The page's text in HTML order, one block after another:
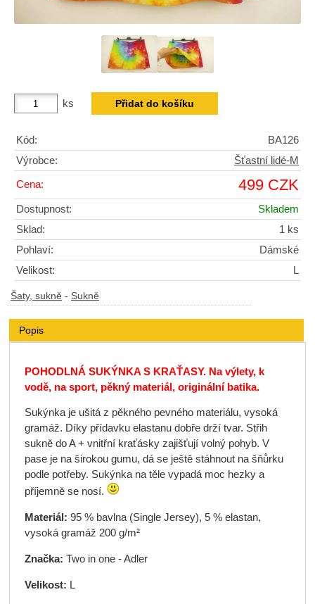
ks
Kód:
BA126
Výrobce:
Šťastní lidé-M
Cena: 499 CZK
Dostupnost:
Skladem
Sklad:
1 ks
Pohlaví:
Dámské
Velikost:
L
Šaty, sukně - Sukně
Popis
POHODLNÁ SUKÝNKA S KRAŤASY. Na výlety, k
vodě, na sport, pěkný materiál, originální batika.
Sukýnka je ušitá z pěkného pevného materiálu, vysoká
gramáž. Díky přídavku elastanu dobře drží tvar. Střih
sukně do A + vnitřní kraťásky zajišťují volný pohyb. V
pase je na širokou gumu, dá se ještě stáhnout na šňůrku
podle potřeby. Sukýnka na těle vypadá moc hezky a
příjemně se nosí.
Materiál: 95 % bavlna (Single Jersey), 5 % elastan,
vysoká gramáž 200 g/m²
Značka: Two in one - Adler
Velikost: L